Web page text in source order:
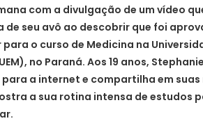
com a divulgação de um vídeo
de seu avô ao descobrir que foi
o curso de Medicina na
no Paraná. Aos 19 anos,
a internet e compartilha em suas
a sua rotina intensa de estudos